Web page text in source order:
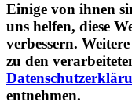
Einige von ihnen
uns helfen, diese
verbessern.
zu den
entnehmen.​